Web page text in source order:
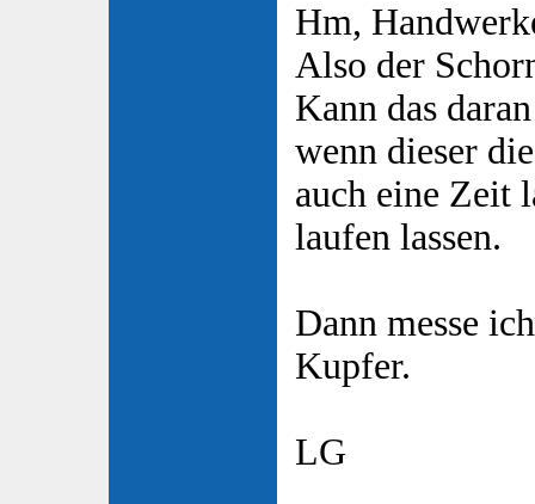
Hm,
Also der
Kann das
wenn dieser
auch eine Zeit
laufen lassen.
Dann messe
Kupfer.
LG